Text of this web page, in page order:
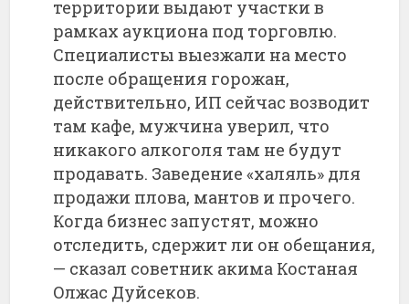
территории выдают участки в
рамках аукциона под торговлю.
Специалисты выезжали на место
после обращения горожан,
действительно, ИП сейчас возводит
там кафе, мужчина уверил, что
никакого алкоголя там не будут
продавать. Заведение «халяль» для
продажи плова, мантов и прочего.
Когда бизнес запустят, можно
отследить, сдержит ли он обещания,
— сказал советник акима Костаная
Олжас Дуйсеков.